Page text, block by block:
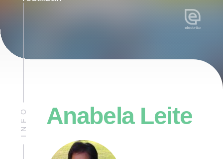
INFO Anabela Leite